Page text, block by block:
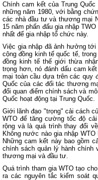
Chính cam kết của Trung
những năm 1980, với bằng
các nhà đầu tư và thương mại
15 năm phấn đấu gia nhập
nhất để gia nhập tổ chức này.
Việc gia nhập đã ảnh hưởng
cộng đồng kinh tế quốc tế,
đồng kinh tế thế giới thừa
trọng hơn, nó đánh dấu cam
mại toàn cầu dựa trên các quy
Quốc của các đối tác thương
đổi quan điểm chính sách và
Quốc hoạt động tại Trung Quốc.
Giới lãnh đạo "trọng" cải cách
WTO để tăng cường tốc độ
rộng và là quá trình thay đổi
Không nước nào gia nhập
Những cam kết này bao gồm
chính sách quản lý hành chính
thương mại và đầu tư.
Quá trình tham gia WTO tạo
ra các nguyên tắc kiểm soát